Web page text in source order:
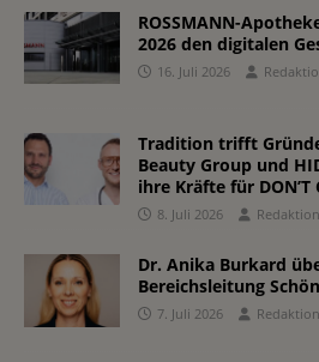
ROSSMANN-
2026 den digitalen
16. Juli 2026
Tradition trifft
Beauty Group und
ihre Kräfte für DON’T
8. Juli 2026
Dr. Anika Burkard
Bereichsleitung
7. Juli 2026